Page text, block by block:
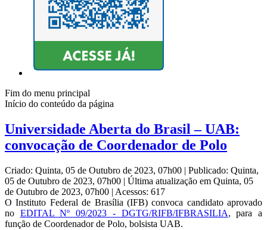
Fim do menu principal
Início do conteúdo da página
Universidade Aberta do Brasil – UAB:
convocação de Coordenador de Polo
Criado: Quinta, 05 de Outubro de 2023, 07h00 | Publicado: Quinta,
05 de Outubro de 2023, 07h00 | Última atualização em Quinta, 05
de Outubro de 2023, 07h00 | Acessos: 617
O Instituto Federal de Brasília (IFB) convoca candidato aprovado
no EDITAL Nº 09/2023 - DGTG/RIFB/IFBRASILIA, para a
função de Coordenador de Polo, bolsista UAB.